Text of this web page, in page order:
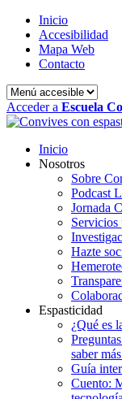
Inicio
Accesibilidad
Mapa Web
Contacto
Acceder a Escuela
Inicio
Nosotros
Sobre
Podcast
Jornada
Servicios
Hazte
Espasticidad
¿Qué es
saber
Guía
Cuento: